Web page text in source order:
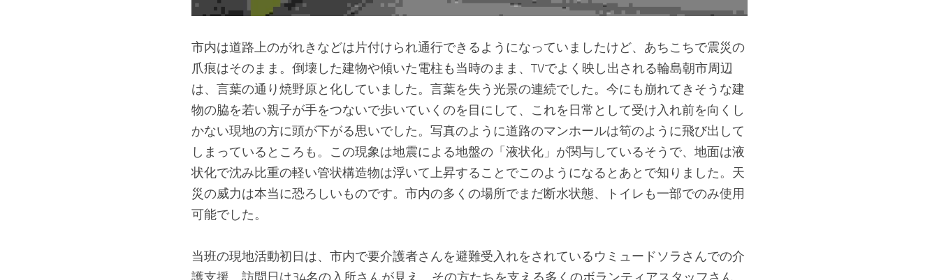
市内は道路上のがれきなどは片付けられ通行できるようになっていましたけど、あちこちで震災の
爪痕はそのまま。倒壊した建物や傾いた電柱も当時のまま、TVでよく映し出される輪島朝市周辺
は、言葉の通り焼野原と化していました。言葉を失う光景の連続でした。今にも崩れてきそうな建
物の脇を若い親子が手をつないで歩いていくのを目にして、これを日常として受け入れ前を向くし
かない現地の方に頭が下がる思いでした。写真のように道路のマンホールは筍のように飛び出して
しまっているところも。この現象は地震による地盤の「液状化」が関与しているそうで、地面は液
状化で沈み比重の軽い管状構造物は浮いて上昇することでこのようになるとあとで知りました。天
災の威力は本当に恐ろしいものです。市内の多くの場所でまだ断水状態、トイレも一部でのみ使用
可能でした。
当班の現地活動初日は、市内で要介護者さんを避難受入れをされているウミュードソラさんでの介